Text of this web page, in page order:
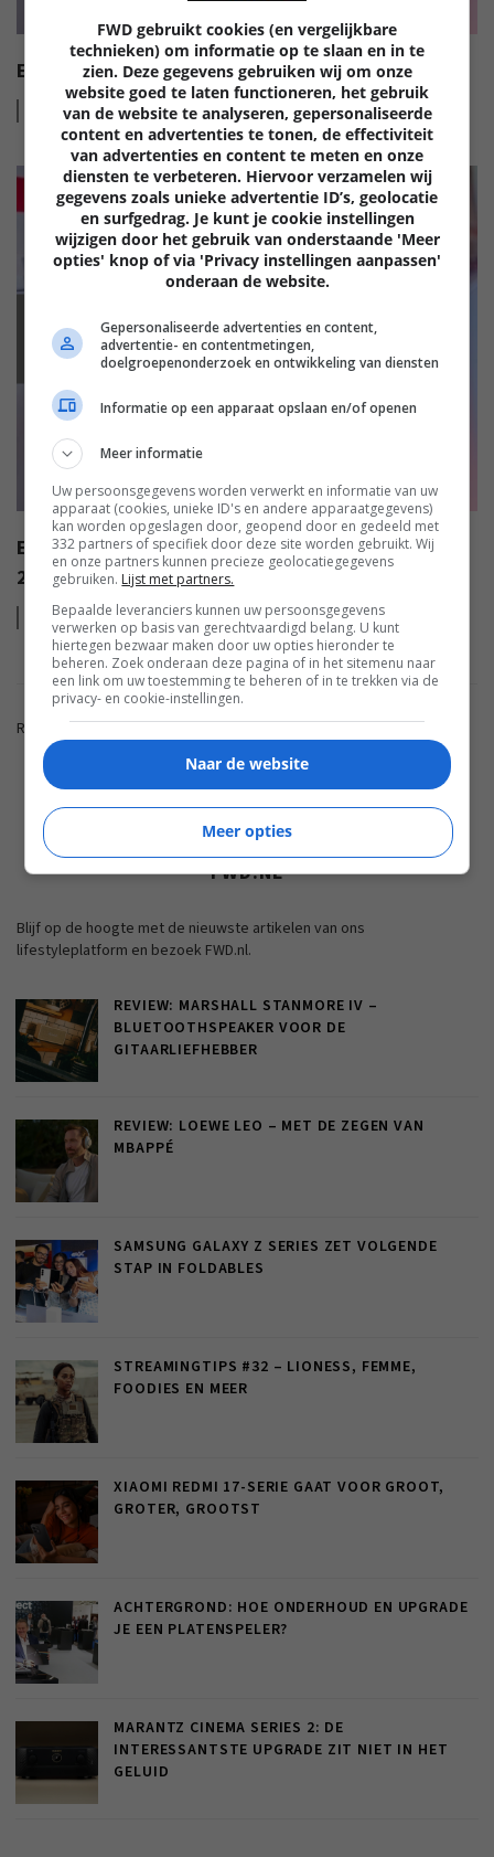
EISA HI-FI AWARDS 2022-2023
meer
EISA AWARDS: WAT ZIJN DE BESTE PRODUCTEN VAN
2022?
Leesmeer
Reacties zijn gesloten.
ADVERTENTIE
FWD.NL
Blijf op de hoogte met de nieuwste artikelen van ons
lifestyleplatform en bezoek FWD.nl.
REVIEW: MARSHALL STANMORE IV –
BLUETOOTHSPEAKER VOOR DE
GITAARLIEFHEBBER
REVIEW: LOEWE LEO – MET DE ZEGEN VAN
MBAPPÉ
SAMSUNG GALAXY Z SERIES ZET VOLGENDE
STAP IN FOLDABLES
STREAMINGTIPS #32 – LIONESS, FEMME,
FOODIES EN MEER
XIAOMI REDMI 17-SERIE GAAT VOOR GROOT,
GROTER, GROOTST
ACHTERGROND: HOE ONDERHOUD EN UPGRADE
JE EEN PLATENSPELER?
MARANTZ CINEMA SERIES 2: DE
INTERESSANTSTE UPGRADE ZIT NIET IN HET
GELUID
FWD gebruikt cookies (en vergelijkbare
technieken) om informatie op te slaan en in te
zien. Deze gegevens gebruiken wij om onze
website goed te laten functioneren, het gebruik
van de website te analyseren, gepersonaliseerde
content en advertenties te tonen, de effectiviteit
van advertenties en content te meten en onze
diensten te verbeteren. Hiervoor verzamelen wij
gegevens zoals unieke advertentie ID’s, geolocatie
en surfgedrag. Je kunt je cookie instellingen
wijzigen door het gebruik van onderstaande 'Meer
opties' knop of via 'Privacy instellingen aanpassen'
onderaan de website.
Gepersonaliseerde advertenties en content,
advertentie- en contentmetingen,
doelgroepenonderzoek en ontwikkeling van diensten
Informatie op een apparaat opslaan en/of openen
Meer informatie
Uw persoonsgegevens worden verwerkt en informatie van uw
apparaat (cookies, unieke ID's en andere apparaatgegevens)
kan worden opgeslagen door, geopend door en gedeeld met
332 partners of specifiek door deze site worden gebruikt. Wij
en onze partners kunnen precieze geolocatiegegevens
gebruiken. Lijst met partners.
Bepaalde leveranciers kunnen uw persoonsgegevens
verwerken op basis van gerechtvaardigd belang. U kunt
hiertegen bezwaar maken door uw opties hieronder te
beheren. Zoek onderaan deze pagina of in het sitemenu naar
een link om uw toestemming te beheren of in te trekken via de
privacy- en cookie-instellingen.
Naar de website
Meer opties